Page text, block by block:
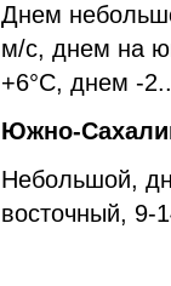
Днем
м/с, днем на
+6°С, днем -
Южно-
Небольшой,
восточный,